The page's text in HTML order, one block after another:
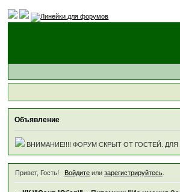
Объявление
ВНИМАНИЕ!!!! ФОРУМ СКРЫТ ОТ ГОСТЕЙ.
Привет, Гость! Войдитеили зарегистрируйтесь.